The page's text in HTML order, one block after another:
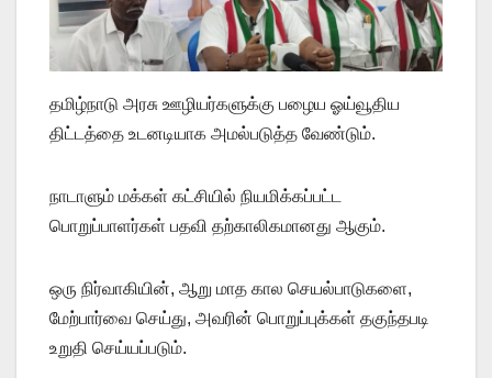
தமிழ்நாடு அரசு ஊழியர்களுக்கு பழைய ஓய்வூதிய
திட்டத்தை உடனடியாக அமல்படுத்த வேண்டும்.
நாடாளும் மக்கள் கட்சியில் நியமிக்கப்பட்ட
பொறுப்பாளர்கள் பதவி தற்காலிகமானது ஆகும்.
ஒரு நிர்வாகியின், ஆறு மாத கால செயல்பாடுகளை,
மேற்பார்வை செய்து, அவரின் பொறுப்புக்கள் தகுந்தபடி
உறுதி செய்யப்படும்.